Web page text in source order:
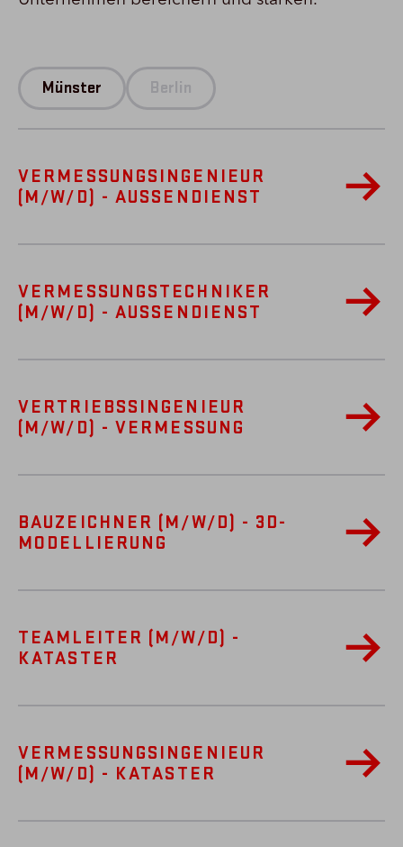
Münster Berlin
VERMESSUNGSINGENIEUR
(M/W/D) - AUSSENDIENST
VERMESSUNGSTECHNIKER
(M/W/D) - AUSSENDIENST
VERTRIEBSSINGENIEUR
(M/W/D) - VERMESSUNG
BAUZEICHNER (M/W/D) - 3D-
MODELLIERUNG
TEAMLEITER (M/W/D) -
KATASTER
VERMESSUNGSINGENIEUR
(M/W/D) - KATASTER